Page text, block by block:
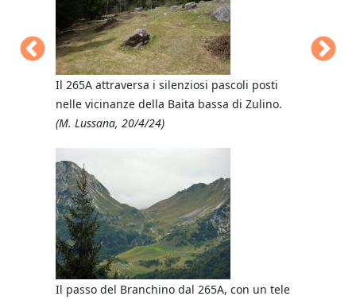
Il 265A attraversa i silenziosi pascoli posti
nelle vicinanze della Baita bassa di Zulino.
(M. Lussana, 20/4/24)
Il passo del Branchino dal 265A, con un tele